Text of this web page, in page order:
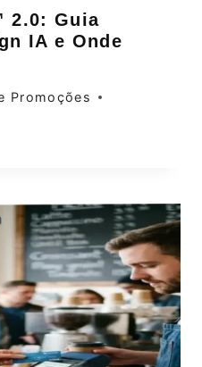
2.0: Guia
IA e Onde
Promoções